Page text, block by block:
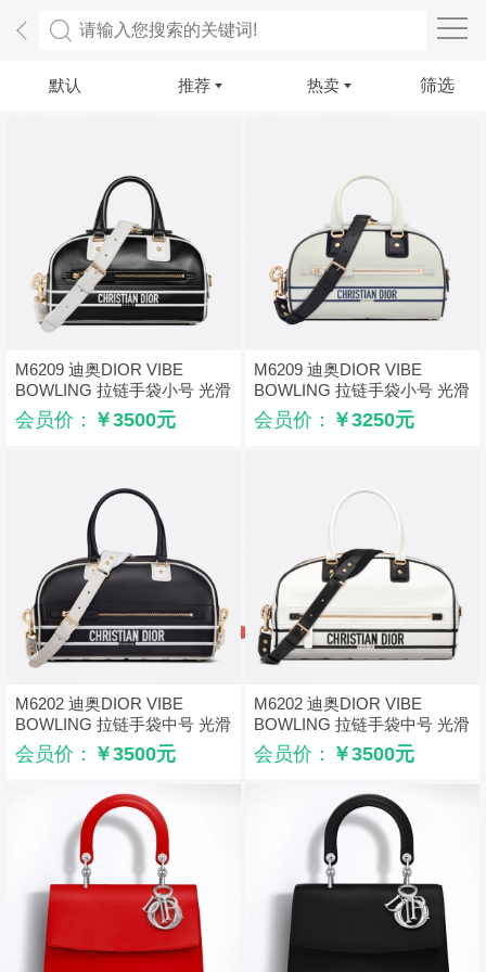
默认 推荐 热卖 筛选
M6209 迪奥DIOR VIBE
BOWLING 拉链手袋小号 光滑
牛皮保龄球包 黑色
会员价： ￥3500元
M6209 迪奥DIOR VIBE
BOWLING 拉链手袋小号 光滑
牛皮保龄球包 白色
会员价： ￥3250元
M6202 迪奥DIOR VIBE
BOWLING 拉链手袋中号 光滑
牛皮保龄球包 黑色
会员价： ￥3500元
M6202 迪奥DIOR VIBE
BOWLING 拉链手袋中号 光滑
牛皮保龄球包 白色
会员价： ￥3500元